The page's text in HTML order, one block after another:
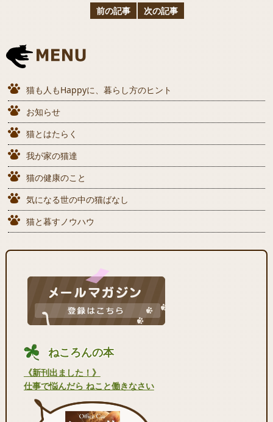
前の記事 次の記事
猫も人もHappyに、暮らし方のヒント
お知らせ
猫とはたらく
我が家の猫達
猫の健康のこと
気になる世の中の猫ばなし
猫と暮すノウハウ
ねころんの本
《新刊出ました！》
仕事で悩んだら ねこと働きなさい